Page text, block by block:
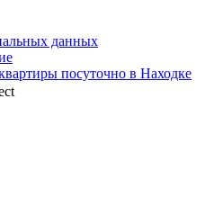
данных
посуточно в Находке